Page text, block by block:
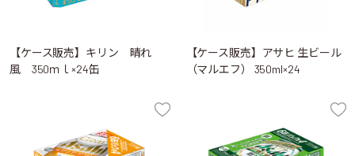
【ケース販売】キリン 晴れ
風 350ｍｌ×24缶
【ケース販売】アサヒ 生ビール
（マルエフ） 350ml×24